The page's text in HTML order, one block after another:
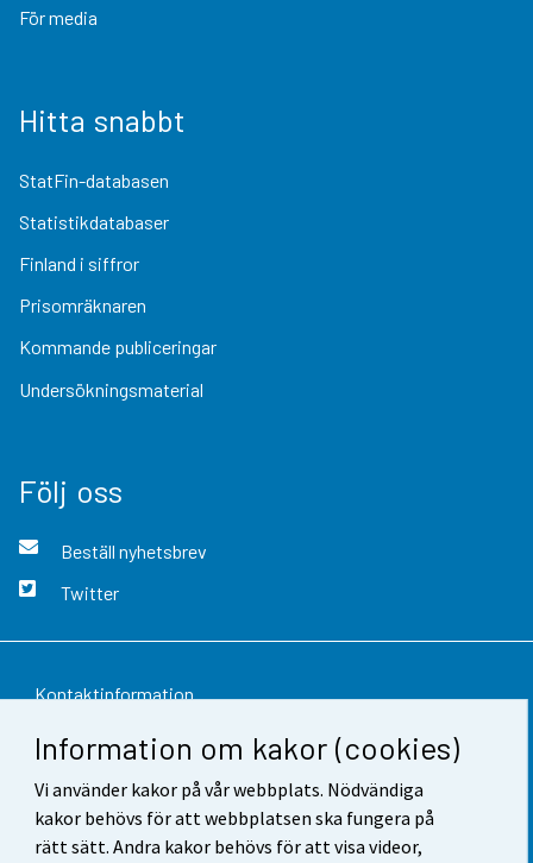
Information om kakor (cookies)
Vi använder kakor på vår webbplats. Nödvändiga
kakor behövs för att webbplatsen ska fungera på
rätt sätt. Andra kakor behövs för att visa videor,
För media
Hitta snabbt
StatFin-databasen
Statistikdatabaser
Finland i siffror
Prisomräknaren
Kommande publiceringar
Undersökningsmaterial
Följ oss
Beställ nyhetsbrev
Twitter
Kontaktinformation
Respons
Användarvillkor
Dataskydd